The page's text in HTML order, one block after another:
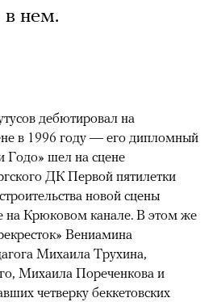
в нем.
дебютировал на
в 1996 году — его дипломный
Годо» шел на сцене
ДК Первой пятилетки
новой сцены
Крюковом канале. В этом же
Вениамина
Михаила Трухина,
Михаила Пореченкова и
четверку беккетовских